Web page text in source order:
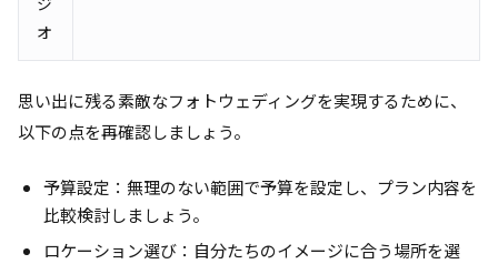
オ
思い出に残る素敵なフォトウェディングを実現するために、
以下の点を再確認しましょう。
予算設定：無理のない範囲で予算を設定し、プラン内容を
比較検討しましょう。
ロケーション選び：自分たちのイメージに合う場所を選